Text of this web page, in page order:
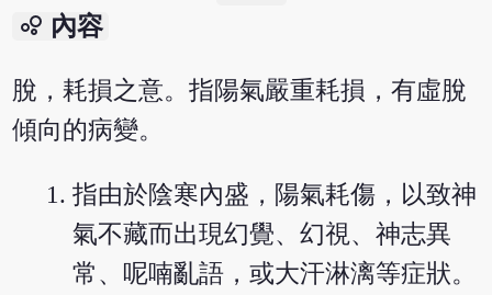
bubble_chart 內容
脫，耗損之意。指陽氣嚴重耗損，有虛脫
傾向的病變。
指由於陰寒內盛，陽氣耗傷，以致神
氣不藏而出現幻覺、幻視、神志異
常、呢喃亂語，或大汗淋漓等症狀。